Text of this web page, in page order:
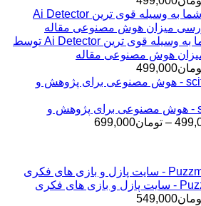
تومان399,000
قیمت:
تومان199,000
تا
تومان499,000
بررسی مقالات شما به وسیله قوی ترین Ai Detector توسط
499,000محدوده
قیمت:
تا
تومان499,000
اکانت پرمیوم scite - هوش مصنوعی برای پژوهش و
– تومان699,000محدوده
تومان699,000
549,000